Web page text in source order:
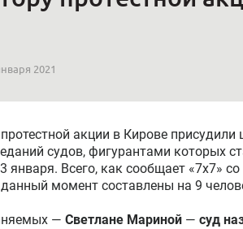
2021
акции в Кирове
судов, фигурантами которых
января. Всего, как сообщает «7х7»
момент составлены на 9
— Светлане Мариной — суд